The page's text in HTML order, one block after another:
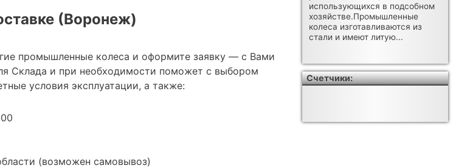
(Воронеж)
промышленные колеса и оформите заявку — с Вами
Склада и при необходимости поможет с выбором
условия эксплуатации, а также:
(возможен самовывоз)
использующихся в подсобном
хозяйстве.Промышленные
колеса изготавливаются из
стали и имеют литую...
Счетчики: